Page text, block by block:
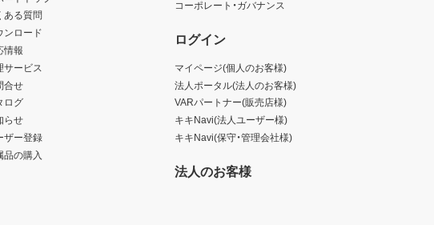
ある質問
ンロード
情報
サービス
合せ
ログ
らせ
ザー登録
品の購入
コーポレート・ガバナンス
ログイン
マイページ(個人のお客様)
法人ポータル(法人のお客様)
VARパートナー(販売店様)
キキNavi(法人ユーザー様)
キキNavi(保守・管理会社様)
法人のお客様